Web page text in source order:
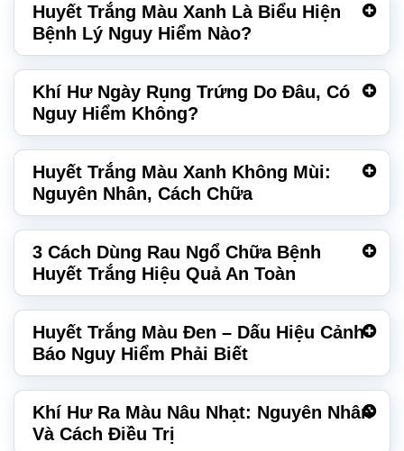
Huyết Trắng Màu Xanh Là Biểu Hiện
Bệnh Lý Nguy Hiểm Nào?
Khí Hư Ngày Rụng Trứng Do Đâu, Có
Nguy Hiểm Không?
Huyết Trắng Màu Xanh Không Mùi:
Nguyên Nhân, Cách Chữa
3 Cách Dùng Rau Ngổ Chữa Bệnh
Huyết Trắng Hiệu Quả An Toàn
Huyết Trắng Màu Đen – Dấu Hiệu Cảnh
Báo Nguy Hiểm Phải Biết
Khí Hư Ra Màu Nâu Nhạt: Nguyên Nhân
Và Cách Điều Trị